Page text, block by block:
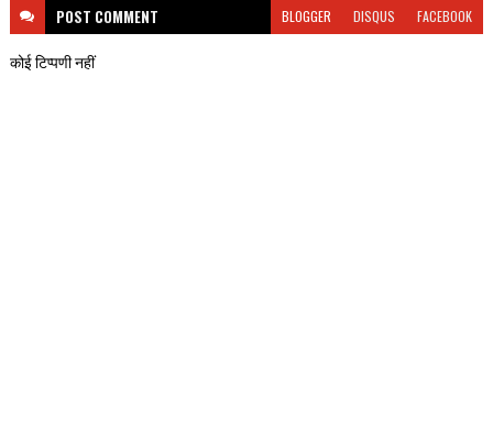
POST COMMENT BLOGGER DISQUS FACEBOOK
कोई टिप्पणी नहीं